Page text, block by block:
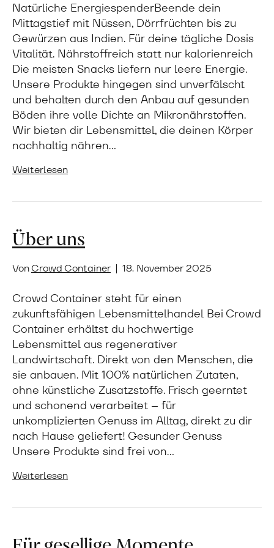
Natürliche EnergiespenderBeende dein
Mittagstief mit Nüssen, Dörrfrüchten bis zu
Gewürzen aus Indien. Für deine tägliche Dosis
Vitalität. Nährstoffreich statt nur kalorienreich
Die meisten Snacks liefern nur leere Energie.
Unsere Produkte hingegen sind unverfälscht
und behalten durch den Anbau auf gesunden
Böden ihre volle Dichte an Mikronährstoffen.
Wir bieten dir Lebensmittel, die deinen Körper
nachhaltig nähren…
Weiterlesen
Über uns
VonCrowd Container | 18. November 2025
Crowd Container steht für einen
zukunftsfähigen Lebensmittelhandel Bei Crowd
Container erhältst du hochwertige
Lebensmittel aus regenerativer
Landwirtschaft. Direkt von den Menschen, die
sie anbauen. Mit 100% natürlichen Zutaten,
ohne künstliche Zusatzstoffe. Frisch geerntet
und schonend verarbeitet – für
unkomplizierten Genuss im Alltag, direkt zu dir
nach Hause geliefert! Gesunder Genuss
Unsere Produkte sind frei von…
Weiterlesen